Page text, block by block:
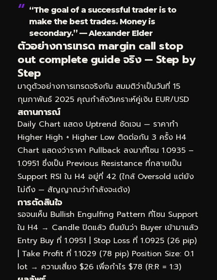
“The goal of a successful trader is to
make the best trades. Money is
secondary.” — Alexander Elder
ตัวอย่างการเทรด margin call stop
out complete guide จริง — Step by
Step
มาดูตัวอย่างการเทรดจริงกัน สมมติว่าเป็นวันที่ 15
กุมภาพันธ์ 2025 คุณกำลังวิเคราะห์คู่เงิน EUR/USD
สถานการณ์
Daily Chart แสดง Uptrend ชัดเจน — ราคาทำ
Higher High + Higher Low ติดต่อกัน 3 ครั้ง H4
Chart แสดงว่าราคา Pullback ลงมาที่โซน 1.0935 –
1.0951 ซึ่งเป็น Previous Resistance ที่กลายเป็น
Support RSI ใน H4 อยู่ที่ 42 (ใกล้ Oversold แต่ยัง
ไม่ถึง — สัญญาณว่ากำลังจะเด้ง)
การตัดสินใจ
รอจนเห็น Bullish Engulfing Pattern ที่โซน Support
ใน H4 → Candle ปิดแล้ว ยืนยันว่า Buyer เข้ามาแล้ว
Entry Buy ที่ 1.0951 | Stop Loss ที่ 1.0925 (26 pip)
| Take Profit ที่ 1.1029 (78 pip) Position Size: 0.1
lot → ความเสี่ยง $26 เพื่อกำไร $78 (R:R = 1:3)